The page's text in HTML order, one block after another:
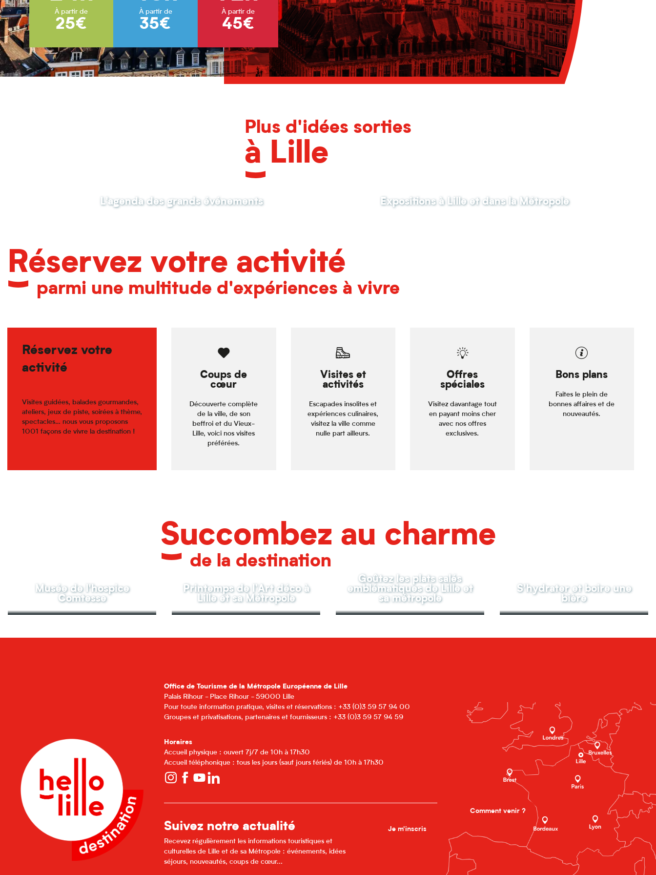
À partir de
25€
À partir de
35€
À partir de
45€
Plus d'idées sorties
à Lille
L'agenda des grands événements Expositions à Lille et dans la Métropole
Réservez votre activité
parmi une multitude d'expériences à vivre
Réservez votre
activité
Visites guidées, balades gourmandes,
ateliers, jeux de piste, soirées à thème,
spectacles… nous vous proposons
1001 façons de vivre la destination !
Coups de
cœur
Découverte complète
de la ville, de son
beffroi et du Vieux-
Lille, voici nos visites
préférées.
Visites et
activités
Escapades insolites et
expériences culinaires,
visitez la ville comme
nulle part ailleurs.
Offres
spéciales
Visitez davantage tout
en payant moins cher
avec nos offres
exclusives.
Bons plans
Faites le plein de
bonnes affaires et de
nouveautés.
Succombez au charme
de la destination
Musée de l'hospice
Comtesse
Printemps de l’Art déco à
Lille et sa Métropole
Goûtez les plats salés
emblématiques de Lille et
sa métropole
S'hydrater et boire une
bière
Office de Tourisme de la Métropole Européenne de Lille
Palais Rihour - Place Rihour - 59000 Lille
Pour toute information pratique, visites et réservations : +33 (0)3 59 57 94 00
Groupes et privatisations, partenaires et fournisseurs : +33 (0)3 59 57 94 59
Horaires
Accueil physique : ouvert 7j/7 de 10h à 17h30
Accueil téléphonique : tous les jours (sauf jours fériés) de 10h à 17h30
Suivez notre actualité
Recevez régulièrement les informations touristiques et
culturelles de Lille et de sa Métropole : événements, idées
séjours, nouveautés, coups de cœur...
Je m'inscris
Comment venir ?